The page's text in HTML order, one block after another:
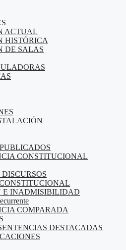
ACTUAL
HISTÓRICA
DE SALAS
CONSTITUCIONAL
E INADMISIBILIDAD
COMPARADA
DESTACADAS